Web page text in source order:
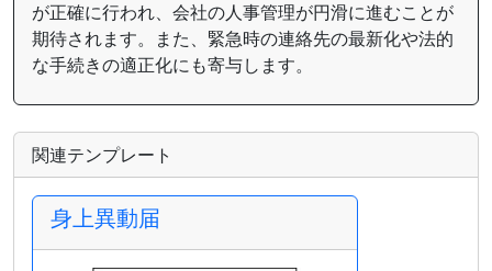
が正確に行われ、会社の人事管理が円滑に進むことが
期待されます。また、緊急時の連絡先の最新化や法的
な手続きの適正化にも寄与します。
関連テンプレート
身上異動届